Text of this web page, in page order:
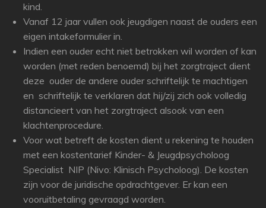
kind.
Vanaf 12 jaar vullen ook jeugdigen naast de ouders een
eigen intakeformulier in.
Indien een ouder echt niet betrokken wil worden of kan
worden (met reden benoemd) bij het zorgtraject dient
deze ouder de andere ouder schriftelijk te machtigen
en schriftelijk te verklaren dat hij/zij zich ook volledig
distancieert van het zorgtraject alsook van een
klachtenprocedure.
Voor wat betreft de kosten dient u rekening te houden
met een kostentarief Kinder- & Jeugdpsycholoog
Specialist NIP (Nivo: Klinisch Psycholoog). De kosten
zijn voor de juridische opdrachtgever. Er kan een
vooruitbetaling gevraagd worden.